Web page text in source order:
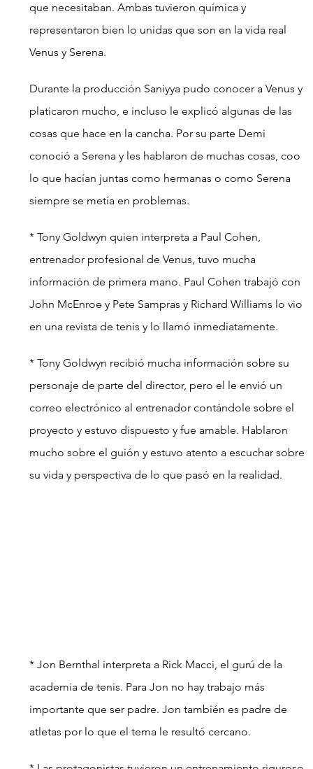
que necesitaban. Ambas tuvieron química y
representaron bien lo unidas que son en la vida real
Venus y Serena.
Durante la producción Saniyya pudo conocer a Venus y
platicaron mucho, e incluso le explicó algunas de las
cosas que hace en la cancha. Por su parte Demi
conoció a Serena y les hablaron de muchas cosas, coo
lo que hacían juntas como hermanas o como Serena
siempre se metía en problemas.
* Tony Goldwyn quien interpreta a Paul Cohen,
entrenador profesional de Venus, tuvo mucha
información de primera mano. Paul Cohen trabajó con
John McEnroe y Pete Sampras y Richard Williams lo vio
en una revista de tenis y lo llamó inmediatamente.
* Tony Goldwyn recibió mucha información sobre su
personaje de parte del director, pero el le envió un
correo electrónico al entrenador contándole sobre el
proyecto y estuvo dispuesto y fue amable. Hablaron
mucho sobre el guión y estuvo atento a escuchar sobre
su vida y perspectiva de lo que pasó en la realidad.
* Jon Bernthal interpreta a Rick Macci, el gurú de la
academia de tenis. Para Jon no hay trabajo más
importante que ser padre. Jon también es padre de
atletas por lo que el tema le resultó cercano.